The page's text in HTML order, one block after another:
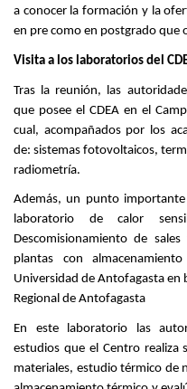
a conocer la formación y la
en pre como en postgrado que
Visita a los laboratorios del
Tras la reunión, las
que posee el CDEA en el
cual, acompañados por los
de: sistemas fotovoltaicos,
radiometría.
Además, un punto
laboratorio de calor
Descomisionamiento de
plantas con
Universidad de Antofagasta en
Regional de Antofagasta
En este laboratorio las
estudios que el Centro realiza
materiales, estudio térmico de